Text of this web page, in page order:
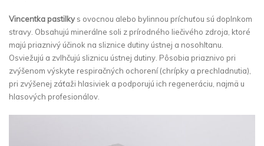
Vincentka pastilkys ovocnou alebo bylinnou príchuťou sú doplnkom
stravy. Obsahujú minerálne soli z prírodného liečivého zdroja, ktoré
majú priaznivý účinok na sliznice dutiny ústnej a nosohltanu.
Osviežujú a zvlhčujú sliznicu ústnej dutiny. Pôsobia priaznivo pri
zvýšenom výskyte respiračných ochorení (chrípky a prechladnutia),
pri zvýšenej záťaži hlasiviek a podporujú ich regeneráciu, najmä u
hlasových profesionálov.